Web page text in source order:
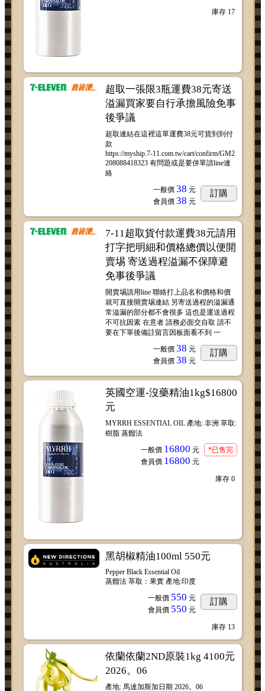
庫存 17
超取一張限3瓶運費38元寄送
溢漏買家要自行承擔風險免事
後爭議
超取連結在這裡這單運費38元可貨到到付
款
https://myship.7-11.com.tw/cart/confirm/GM2
208088418323 有問題或是要併單請line連
絡
一般價 38 元
會員價 38 元
訂購
7-11超取貨付款運費38元請用
打字把明細和價格總價以便開
賣埸 寄送過程溢漏不保障避
免事後爭議
開賣埸請用line 聯絡打上品名和價格和價
就可直接開賣埸連結 另寄送過程的溢漏通
常溢漏的部分都不會很多 這也是運送過程
不可抗因素 在意者 請務必面交自取 請不
要在下單後備註留言因板面看不到 一
一般價 38 元
會員價 38 元
訂購
英國空運-沒藥精油1kg$16800
元
MYRRH ESSENTIAL OIL 產地: 非洲 萃取:
樹脂 蒸餾法
一般價 16800 元
會員價 16800 元
*已售完
庫存 0
黑胡椒精油100ml 550元
Pepper Black Essential Oil
蒸餾法 萃取：果實 產地:印度
一般價 550 元
會員價 550 元
訂購
庫存 13
依蘭依蘭2ND原裝1kg 4100元
2026。06
產地: 馬達加斯加日期 2026。06